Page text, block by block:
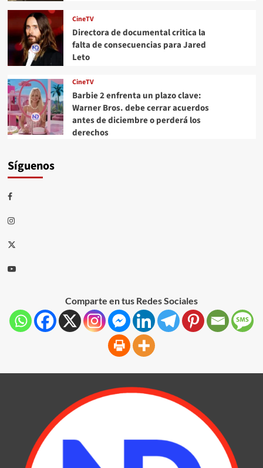
CineTV
Directora de documental critica la
falta de consecuencias para Jared
Leto
CineTV
Barbie 2 enfrenta un plazo clave:
Warner Bros. debe cerrar acuerdos
antes de diciembre o perderá los
derechos
Síguenos
Comparte en tus Redes Sociales